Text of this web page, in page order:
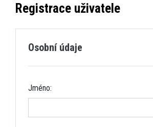
Registrace uživatele
Osobní údaje
Jméno: